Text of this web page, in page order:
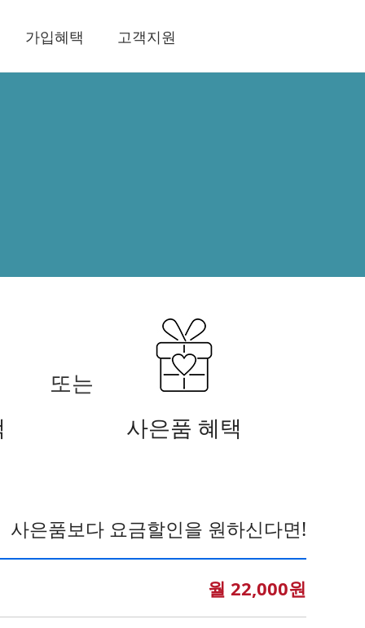
가입혜택 고객지원
사은품 혜택
사은품보다 요금할인을 원하신다면!
월 22,000원